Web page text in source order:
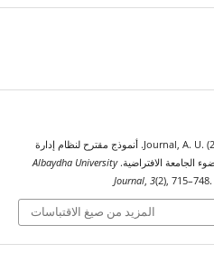
قاسم أ. أ. ع., شميس ع. ا. أ. م. ي., & Journal, A. U. (2021). أنموذج مقترح لنظام إدارة
الجامعة الافتراضية.Albaydha University
Journal ,3(2),
المزيد من صيغ الاقتباسات